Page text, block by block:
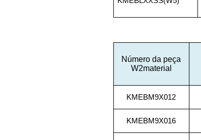
Número da peça
W2material
KMEBM9X012
KMEBM9X016